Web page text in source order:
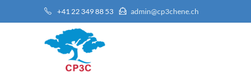
+41 22 349 88 53 admin@cp3chene.ch